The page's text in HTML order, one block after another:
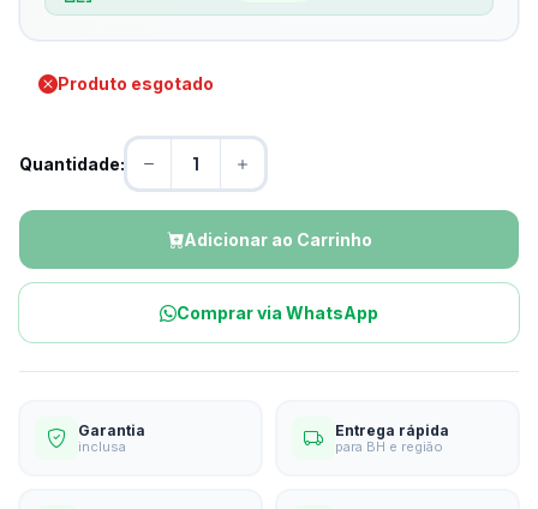
Produto esgotado
Quantidade:
Adicionar ao Carrinho
Comprar via WhatsApp
Garantia
inclusa
Entrega rápida
para BH e região